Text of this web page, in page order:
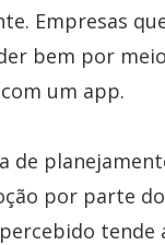
Empresas
bem por
um app.
de
por parte